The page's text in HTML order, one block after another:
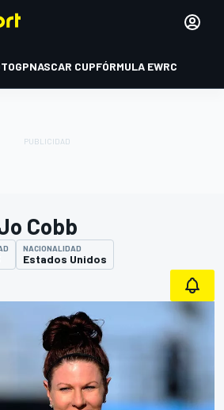
NASCAR CUPFÓRMULA EWRC
Cobb
NACIONALIDAD
Estados Unidos